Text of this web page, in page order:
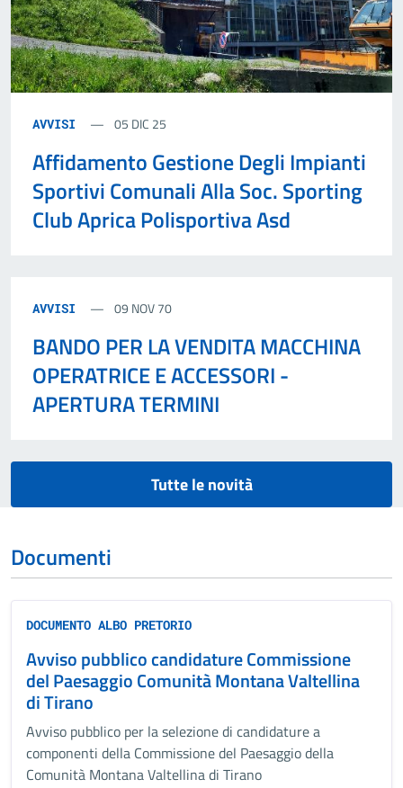
AVVISI 05 DIC 25
Affidamento Gestione Degli Impianti
Sportivi Comunali Alla Soc. Sporting
Club Aprica Polisportiva Asd
AVVISI 09 NOV 70
BANDO PER LA VENDITA MACCHINA
OPERATRICE E ACCESSORI -
APERTURA TERMINI
Tutte le novità
Documenti
DOCUMENTO ALBO PRETORIO
Avviso pubblico candidature Commissione
del Paesaggio Comunità Montana Valtellina
di Tirano
Avviso pubblico per la selezione di candidature a
componenti della Commissione del Paesaggio della
Comunità Montana Valtellina di Tirano